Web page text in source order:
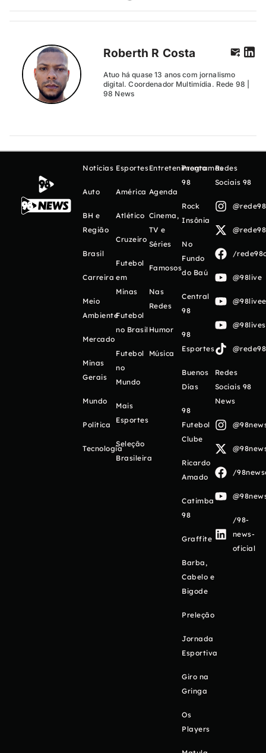
Roberth R Costa
Atuo há quase 13 anos com jornalismo
digital. Coordenador Multimídia. Rede 98 |
98 News
Notícias
Auto
BH e
Região
Brasil
Carreira
Meio
Ambiente
Mercado
Minas
Gerais
Mundo
Política
Tecnologia
Esportes
América
Atlético
Cruzeiro
Futebol
em
Minas
Futebol
no Brasil
Futebol
no
Mundo
Mais
Esportes
Seleção
Brasileira
Entretenimento
Agenda
Cinema,
TV e
Séries
Famosos
Nas
Redes
Humor
Música
Programas
98
Rock
Insônia
No
Fundo
do Baú
Central
98
98
Esportes
Buenos
Días
98
Futebol
Clube
Ricardo
Amado
Catimba
98
Graffite
Barba,
Cabelo e
Bigode
Preleção
Jornada
Esportiva
Giro na
Gringa
Os
Players
Redes
Sociais 98
/
@98live
Redes
Sociais 98
News
/
/98-
news-
oficial